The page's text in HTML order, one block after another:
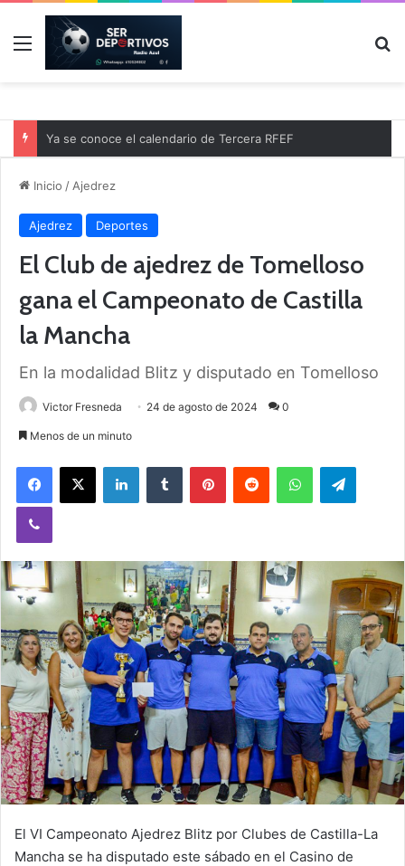
Menú
Ya se conoce el calendario de Tercera RFEF
Inicio / Ajedrez
Ajedrez Deportes
El Club de ajedrez de Tomelloso
gana el Campeonato de Castilla
la Mancha
En la modalidad Blitz y disputado en Tomelloso
Victor Fresneda 24 de agosto de 2024 0
Menos de un minuto
El VI Campeonato Ajedrez Blitz por Clubes de Castilla-La
Mancha se ha disputado este sábado en el Casino de